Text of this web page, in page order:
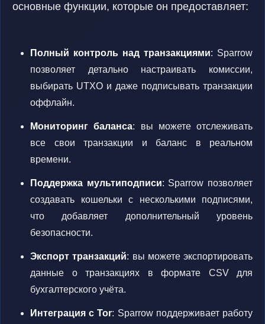
основные функции, которые он предоставляет:
Полный контроль над транзакциями: Sparrow
позволяет детально настраивать комиссии,
выбирать UTXO и даже подписывать транзакции
оффлайн.
Мониторинг баланса: вы можете отслеживать
все свои транзакции и баланс в реальном
времени.
Поддержка мультиподписи: Sparrow позволяет
создавать кошельки с несколькими подписями,
что добавляет дополнительный уровень
безопасности.
Экспорт транзакций: вы можете экспортировать
данные о транзакциях в формате CSV для
бухгалтерского учёта.
Интеграция с Tor: Sparrow поддерживает работу